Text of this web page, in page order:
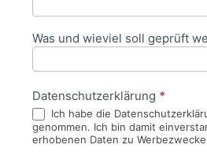
Was und wieviel soll geprüft
Datenschutzerklärung *
Ich habe die
genommen. Ich bin damit
erhobenen Daten zu